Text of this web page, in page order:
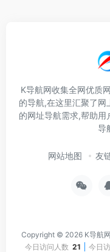
K导航网收集全网优质
的导航,在这里汇聚了网
的网址导航需求,帮助
导
网站地图 友
Copyright © 2026 K导航网
今日访问人数 21 今日